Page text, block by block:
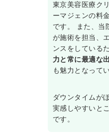
東京美容医療ク
ーマジェンの料
です。 また、当
が施術を担当、
ンスをしているた
力と常に最適な
も魅力となって
ダウンタイムが
実感しやすいと
です。